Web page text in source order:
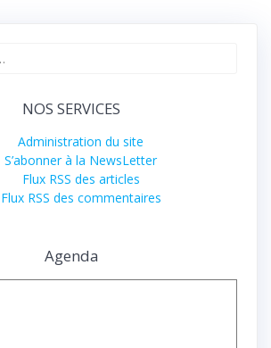
NOS SERVICES
Administration du site
S’abonner à la NewsLetter
Flux RSS des articles
Flux RSS des commentaires
Agenda